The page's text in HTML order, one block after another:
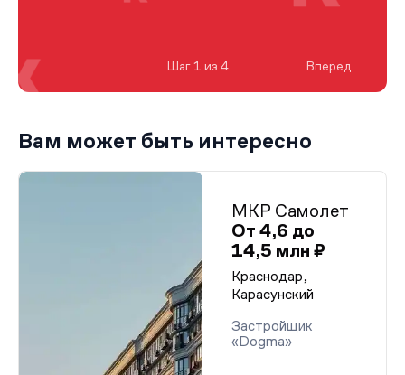
Шаг 1 из 4 Вперед
Вам может быть интересно
МКР Самолет
От 4,6 до
14,5 млн ₽
Краснодар,
Карасунский
Застройщик
«Dogma»